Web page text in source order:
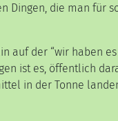
Dingen, die man für
auf der “wir haben
ist es, öffentlich
in der Tonne